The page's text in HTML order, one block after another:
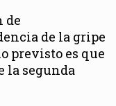
de
de la gripe
previsto es que
la segunda